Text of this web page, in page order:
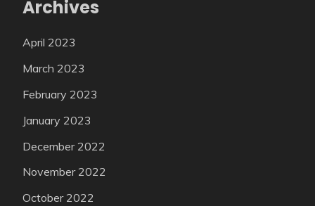
Archives
April 2023
March 2023
February 2023
January 2023
December 2022
November 2022
October 2022